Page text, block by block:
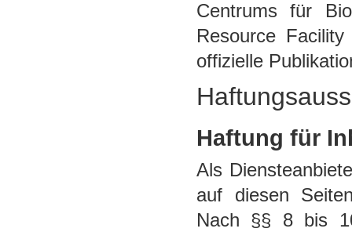
Centrums für
Resource
offizielle
Haftung für
Als
auf diesen
Nach §§ 8 bis